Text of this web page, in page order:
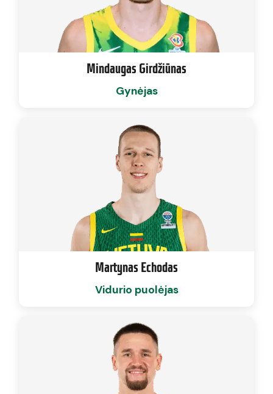
Mindaugas Girdžiūnas
Gynėjas
Martynas Echodas
Vidurio puolėjas